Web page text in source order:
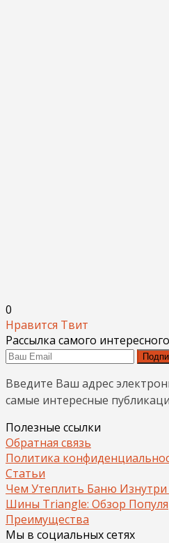
0
Нравится Твит
Рассылка самого интересного
Введите Ваш адрес
самые интересные
Полезные ссылки
Обратная связь
Политика
Статьи
Чем Утеплить Баню
Шины Triangle: Обзор
Преимущества
Мы в социальных сетях